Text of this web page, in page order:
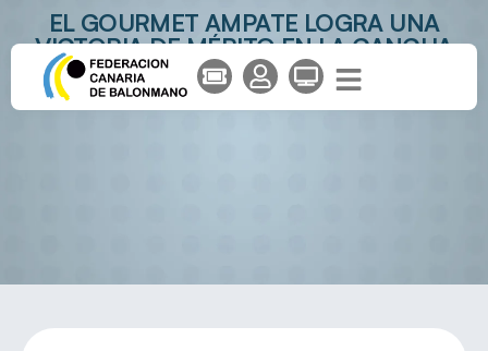
EL GOURMET AMPATE LOGRA UNA
VICTORIA DE MÉRITO EN LA CANCHA
DEL BUEU ATLÉTICO